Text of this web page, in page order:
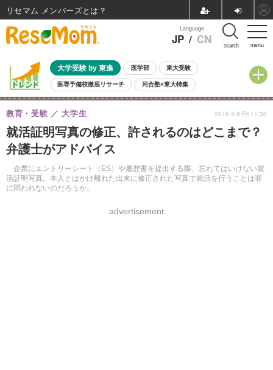
menu
Language
JP / CN search
大学受験 by 東進 医学部 東大受験
医専予備校徹底リサーチ 河合塾×東大特集
親子で考える大学選び 高校受験 中学受験 小学校受験
共通テスト 夏休み
8月開催イベント・WS 全国公立高校 過去問 人気記事
自由研究教材（小学生向け） 自由研究教材（中学生向け）
就活証明写真の修正、許されるのはどこまで？
弁護士がアドバイス
企業にエントリーシート（ES）や履歴書を提出する際、忘れてはいけない就
活証明写真。本人とはかけ離れた出来に修正された写真で就活を行うことは罪
に問われないのだろうか。
教育・受験 大学生
advertisement
2016.4.8 Fri 11:30
リセマム メンバーズ